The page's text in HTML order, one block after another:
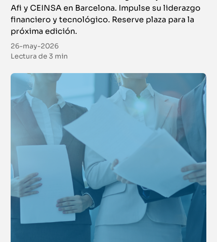
Afi y CEINSA en Barcelona. Impulse su liderazgo
financiero y tecnológico. Reserve plaza para la
próxima edición.
26-may-2026
Lectura de3 min